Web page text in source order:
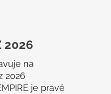
2026
na
2026
je právě